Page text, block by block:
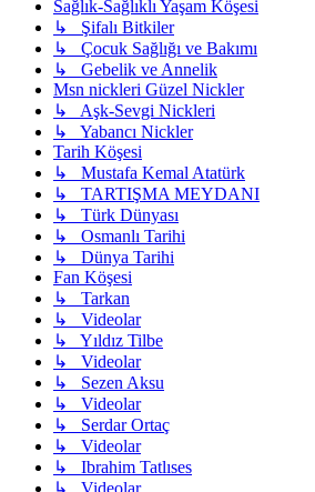
Sağlık-Sağlıklı Yaşam Köşesi
↳ Şifalı Bitkiler
↳ Çocuk Sağlığı ve Bakımı
↳ Gebelik ve Annelik
Msn nickleri Güzel Nickler
↳ Aşk-Sevgi Nickleri
↳ Yabancı Nickler
Tarih Köşesi
↳ Mustafa Kemal Atatürk
↳ TARTIŞMA MEYDANI
↳ Türk Dünyası
↳ Osmanlı Tarihi
↳ Dünya Tarihi
Fan Köşesi
↳ Tarkan
↳ Videolar
↳ Yıldız Tilbe
↳ Videolar
↳ Sezen Aksu
↳ Videolar
↳ Serdar Ortaç
↳ Videolar
↳ Ibrahim Tatlıses